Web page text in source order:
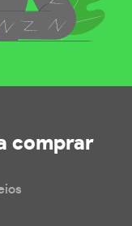
comprar